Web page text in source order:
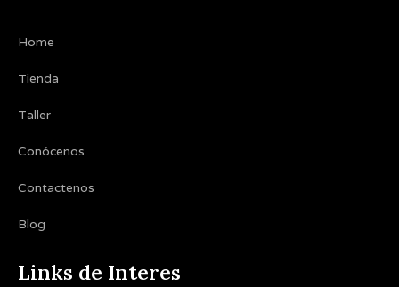
Home
Tienda
Taller
Conócenos
Contactenos
Blog
Links de Interes